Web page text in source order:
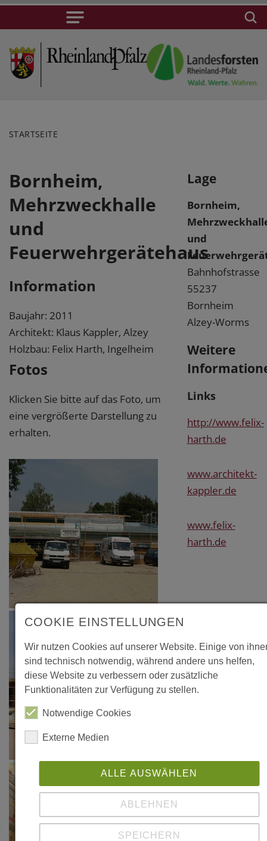
STARTSEITE
Bornheim,
Mehrzweckhalle
und
Feuerwehrgerätehaus
Information
Baujahr: 2011
Architekt: Klaus Kappler, Alzey
Holzbau: Felix Harth, Ingelheim
Fotos
Klicken Sie bitte auf das Foto, um
eine vergrößerte Darstellung zu
erhalten.
Lage
Bornheim,
und
Bahnhofstrasse
55237
Bornheim
Alzey-Worms
Weitere
Links
http://www.felix-
harth.de
www.architekt-
kappler.de
www.felix-
harth.de
COOKIE EINSTELLUNGEN
Wir nutzen Cookies auf unserer Website. Einige von
sind technisch notwendig, während andere uns helfen,
diese Website zu verbessern oder zusätzliche
Funktionalitäten zur Verfügung zu stellen.
Notwendige Cookies
Externe Medien
ALLE AUSWÄHLEN
ABLEHNEN
SPEICHERN